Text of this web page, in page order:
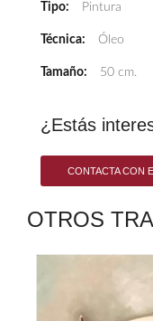
Tipo: Pintura
Técnica: Óleo
Tamaño: 50 cm.
¿Estás
CONTACTA CON
OTROS